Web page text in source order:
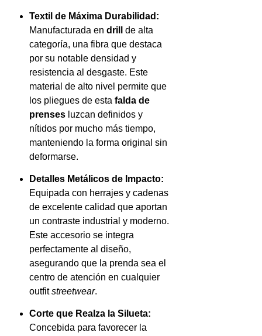
Textil de Máxima Durabilidad:
Manufacturada en drill
de alta
categoría, una fibra que destaca
por su notable densidad y
resistencia al desgaste. Este
material de alto nivel permite que
los pliegues de esta falda de
prenses luzcan definidos y
nítidos por mucho más tiempo,
manteniendo la forma original sin
deformarse.
Detalles Metálicos de Impacto:
Equipada con herrajes y cadenas
de excelente calidad que aportan
un contraste industrial y moderno.
Este accesorio se integra
perfectamente al diseño,
asegurando que la prenda sea el
centro de atención en cualquier
outfitstreetwear.
Corte que Realza la Silueta:
Concebida para favorecer la